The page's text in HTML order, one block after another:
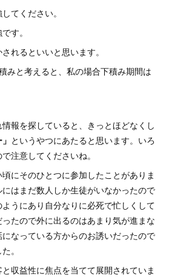
てください。
す。
れるといいと思います。
みと考えると、私の場合下積み期間は
報を探していると、きっとほどなくし
というやつにあたると思います。いろ
注意してくださいね。
にそのひとつに参加したことがありま
はまだ数人しか生徒がいなかったので
うにあり自分なりに必死で忙しくして
たので外に出るのはあまり気が進まな
なっている方からのお誘いだったので
。
収益性に焦点を当てて展開されていま